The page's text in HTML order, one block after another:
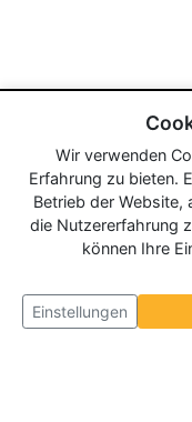
Wir verwenden
Erfahrung zu bieten.
Betrieb der Website,
die Nutzererfahrung
können Ihre
Einstellungen